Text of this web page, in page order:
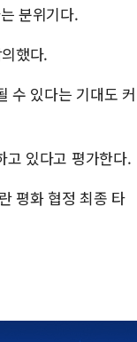
분위기다.
했다.
수 있다는 기대도 커
고 있다고 평가한다.
평화 협정 최종 타